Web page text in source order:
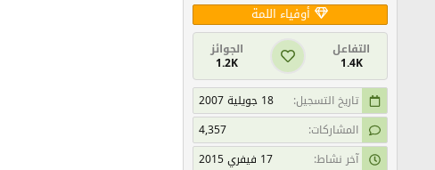
أوفياء اللمة
التفاعل
1.4K
الجوائز
1.2K
تاريخ التسجيل
18 جويلية 2007
المشاركات
4,357
آخر نشاط
17 فيفري 2015